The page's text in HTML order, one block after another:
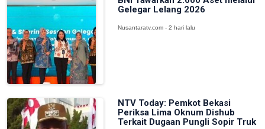
Gelegar Lelang 2026
Nusantaratv.com - 2 hari lalu
NTV Today: Pemkot Bekasi
Periksa Lima Oknum Dishub
Terkait Dugaan Pungli Sopir Truk